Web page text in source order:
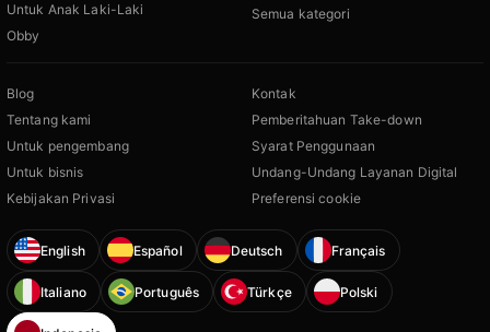
Untuk Anak Laki-Laki
Obby
Semua kategori
Blog
Tentang kami
Untuk pengembang
Untuk bisnis
Kebijakan Privasi
Kontak
Pemberitahuan Take-down
Syarat Penggunaan
Undang-Undang Layanan Digital
Preferensi cookie
English Español Deutsch Français
Italiano Português Türkçe Polski